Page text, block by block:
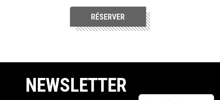
RÉSERVER
NEWSLETTER